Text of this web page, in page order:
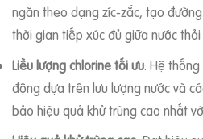
ngăn theo dạng zíc-zắc, tạo
thời gian tiếp xúc đủ giữa nước
Liều lượng chlorine tối ưu: Hệ
động dựa trên lưu lượng nước và
bảo hiệu quả khử trùng cao nhất